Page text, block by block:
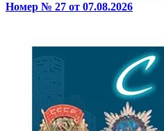
Номер № 27 от 07.08.2026